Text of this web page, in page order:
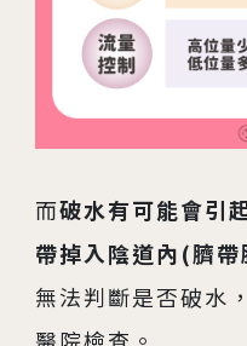
而破水有可能會引
帶掉入陰道內(臍
無法判斷是否破水